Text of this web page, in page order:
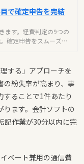
で確定申告を完結
ます。経費判定の9つの
確定申告をスムーズに
する」アプローチを
の紛失率が高まり、事
することで1件あたり
ります。会計ソフトの
記作業が30分以内に完
ベート兼用の通信費